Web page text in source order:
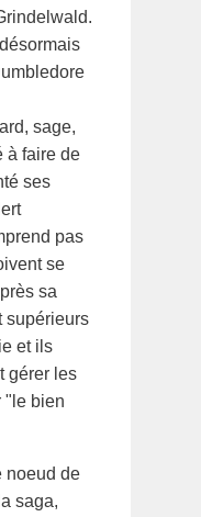
sage,
à faire de
ses
pas
se
sa
supérieurs
et ils
gérer les
"le bien
noeud de
saga,